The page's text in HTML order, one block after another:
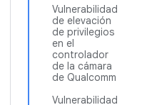
Vulnerabilidad
de elevación
de privilegios
en el
controlador
de la cámara
de Qualcomm
Vulnerabilidad